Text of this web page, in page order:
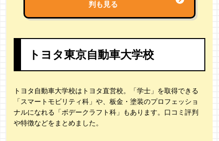
判も見る
トヨタ東京自動車大学校
トヨタ自動車大学校はトヨタ直営校。「学士」を取得できる
「スマートモビリティ科」や、板金・塗装のプロフェッショ
ナルになれる「ボデークラフト科」もあります。口コミ評判
や特徴などをまとめました。